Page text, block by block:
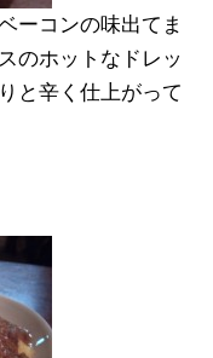
ーコンの味出てま
のホットなドレッ
と辛く仕上がって